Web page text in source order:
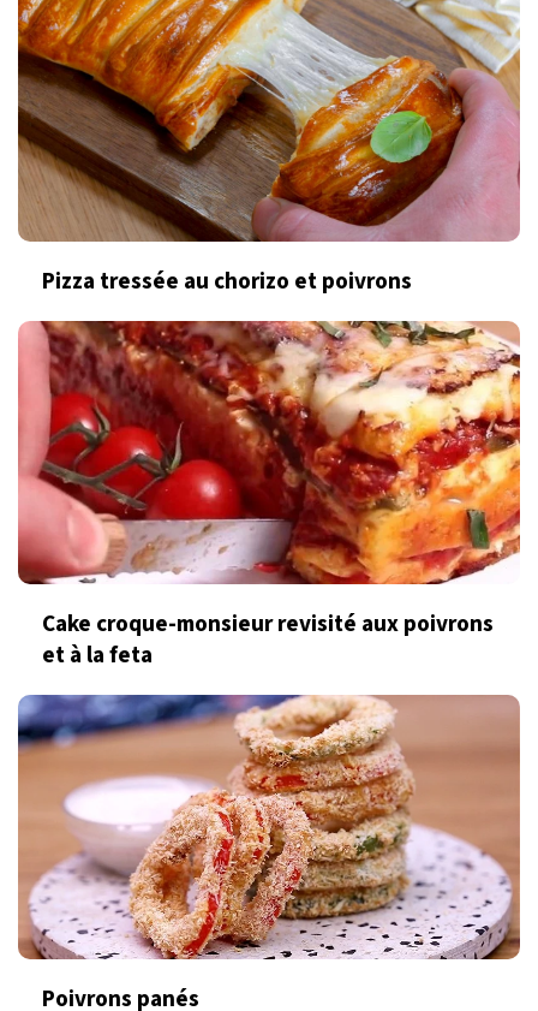
Pizza tressée au chorizo et poivrons
Cake croque-monsieur revisité aux poivrons
et à la feta
Poivrons panés